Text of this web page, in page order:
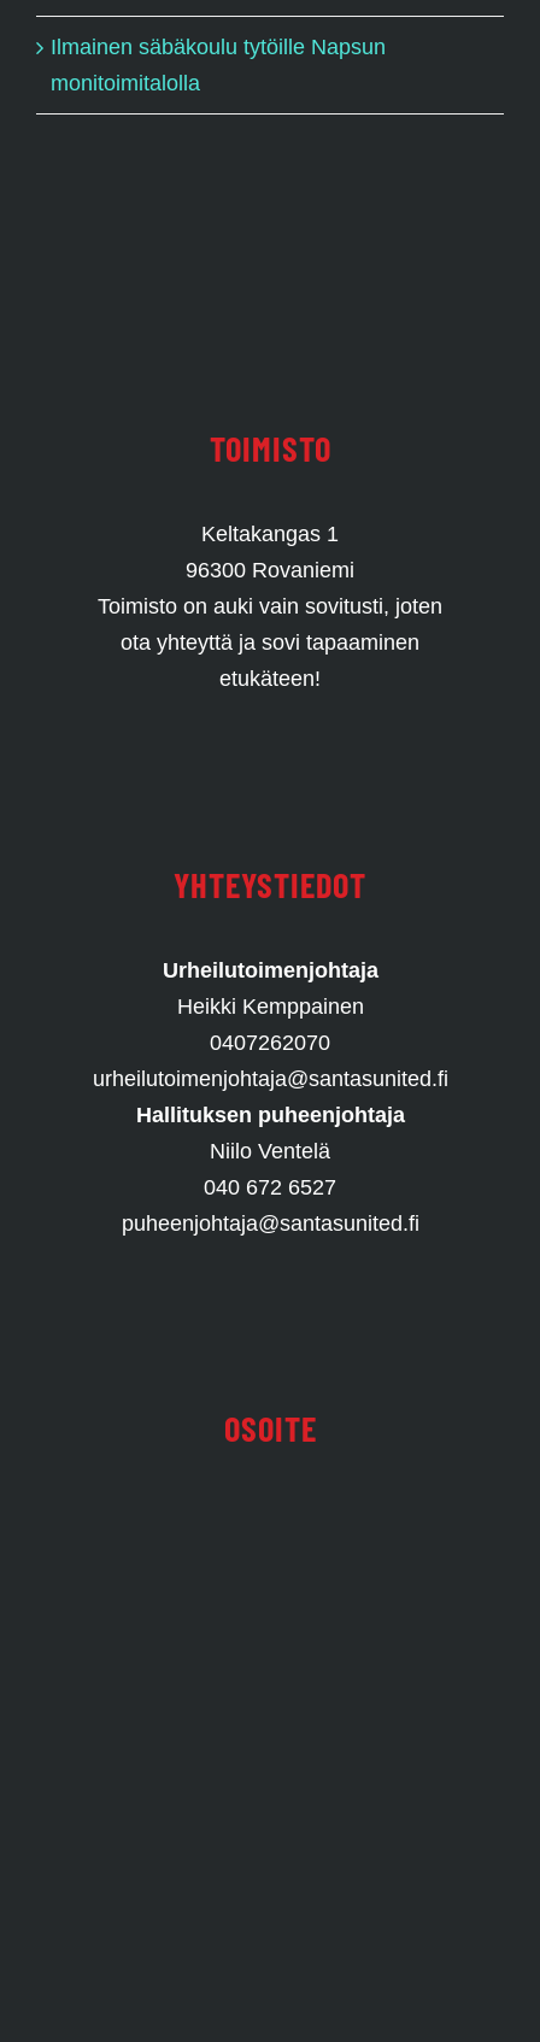
Ilmainen säbäkoulu tytöille Napsun
monitoimitalolla
TOIMISTO
Keltakangas 1
96300 Rovaniemi
Toimisto on auki vain sovitusti, joten
ota yhteyttä ja sovi tapaaminen
etukäteen!
YHTEYSTIEDOT
Urheilutoimenjohtaja
Heikki Kemppainen
0407262070
urheilutoimenjohtaja@santasunited.fi
Hallituksen puheenjohtaja
Niilo Ventelä
040 672 6527
puheenjohtaja@santasunited.fi
OSOITE